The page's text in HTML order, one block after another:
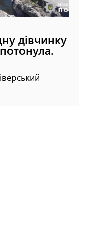
дівчинку